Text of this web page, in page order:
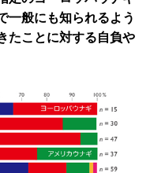
一般にも知られるよう
たことに対する自負や